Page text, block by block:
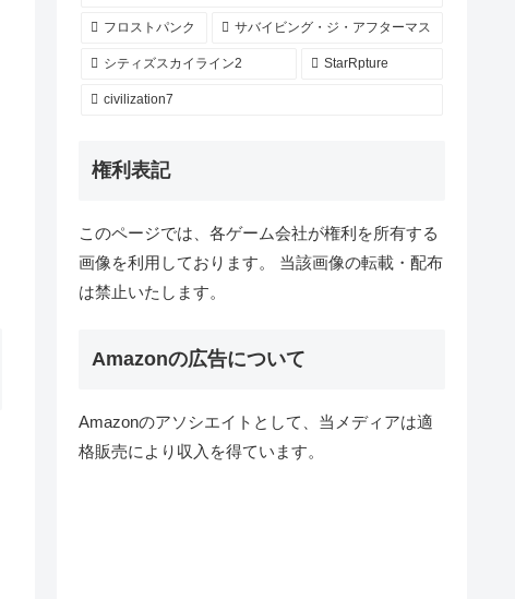
フロストパンク サバイビング・ジ・アフターマス
シティズスカイライン2 StarRpture
civilization7
権利表記
このページでは、各ゲーム会社が権利を所有する
画像を利用しております。 当該画像の転載・配布
は禁止いたします。
Amazonの広告について
Amazonのアソシエイトとして、当メディアは適
格販売により収入を得ています。